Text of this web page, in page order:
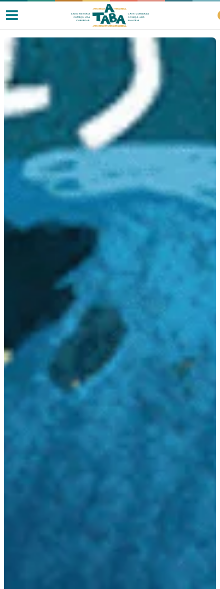
Livros
Resenhas
Clube de Leitores
Listas
Na escola
Colecionáveis